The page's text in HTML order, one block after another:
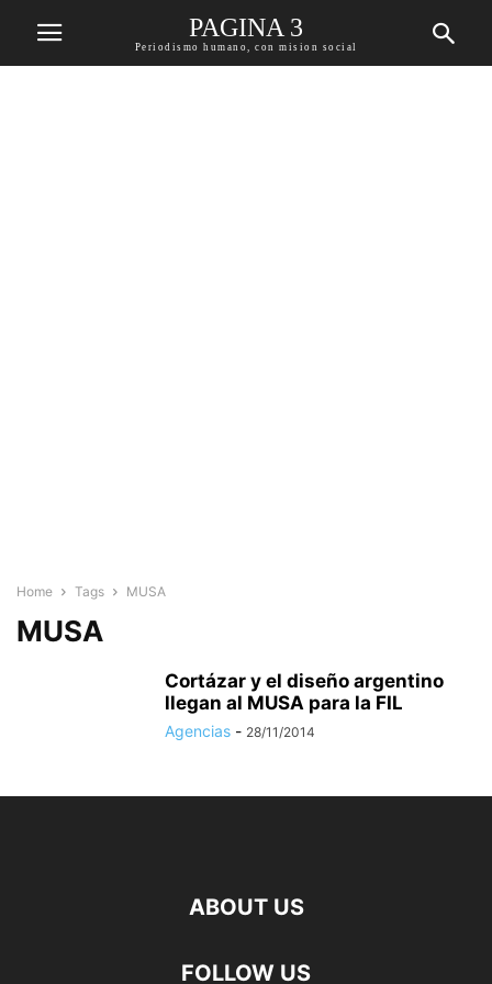
PAGINA 3
Periodismo humano, con mision social
Home Tags MUSA
MUSA
Cortázar y el diseño argentino
llegan al MUSA para la FIL
Agencias - 28/11/2014
ABOUT US
FOLLOW US